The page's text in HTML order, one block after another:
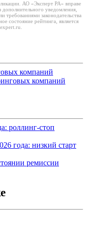
АО «Эксперт РА» вправе
уведомления,
требованиями законодательства
состояние рейтинга, является
компаний
компаний
роллинг-стоп
года: низкий старт
ремиссии